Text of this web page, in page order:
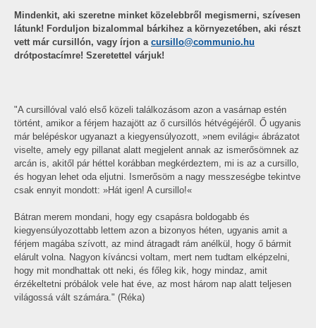
Mindenkit, aki szeretne minket közelebbről megismerni, szívesen
látunk! Forduljon bizalommal bárkihez a környezetében, aki részt
vett már cursillón, vagy írjon a cursillo@communio.hu
drótpostacímre! Szeretettel várjuk!
"A cursillóval való első közeli találkozásom azon a vasárnap estén
történt, amikor a férjem hazajött az ő cursillós hétvégéjéről. Ő ugyanis
már belépéskor ugyanazt a kiegyensúlyozott, »nem evilági« ábrázatot
viselte, amely egy pillanat alatt megjelent annak az ismerősömnek az
arcán is, akitől pár héttel korábban megkérdeztem, mi is az a cursillo,
és hogyan lehet oda eljutni. Ismerősöm a nagy messzeségbe tekintve
csak ennyit mondott: »Hát igen! A cursillo!«
Bátran merem mondani, hogy egy csapásra boldogabb és
kiegyensúlyozottabb lettem azon a bizonyos héten, ugyanis amit a
férjem magába szívott, az mind átragadt rám anélkül, hogy ő bármit
elárult volna. Nagyon kíváncsi voltam, mert nem tudtam elképzelni,
hogy mit mondhattak ott neki, és főleg kik, hogy mindaz, amit
érzékeltetni próbálok vele hat éve, az most három nap alatt teljesen
világossá vált számára." (Réka)